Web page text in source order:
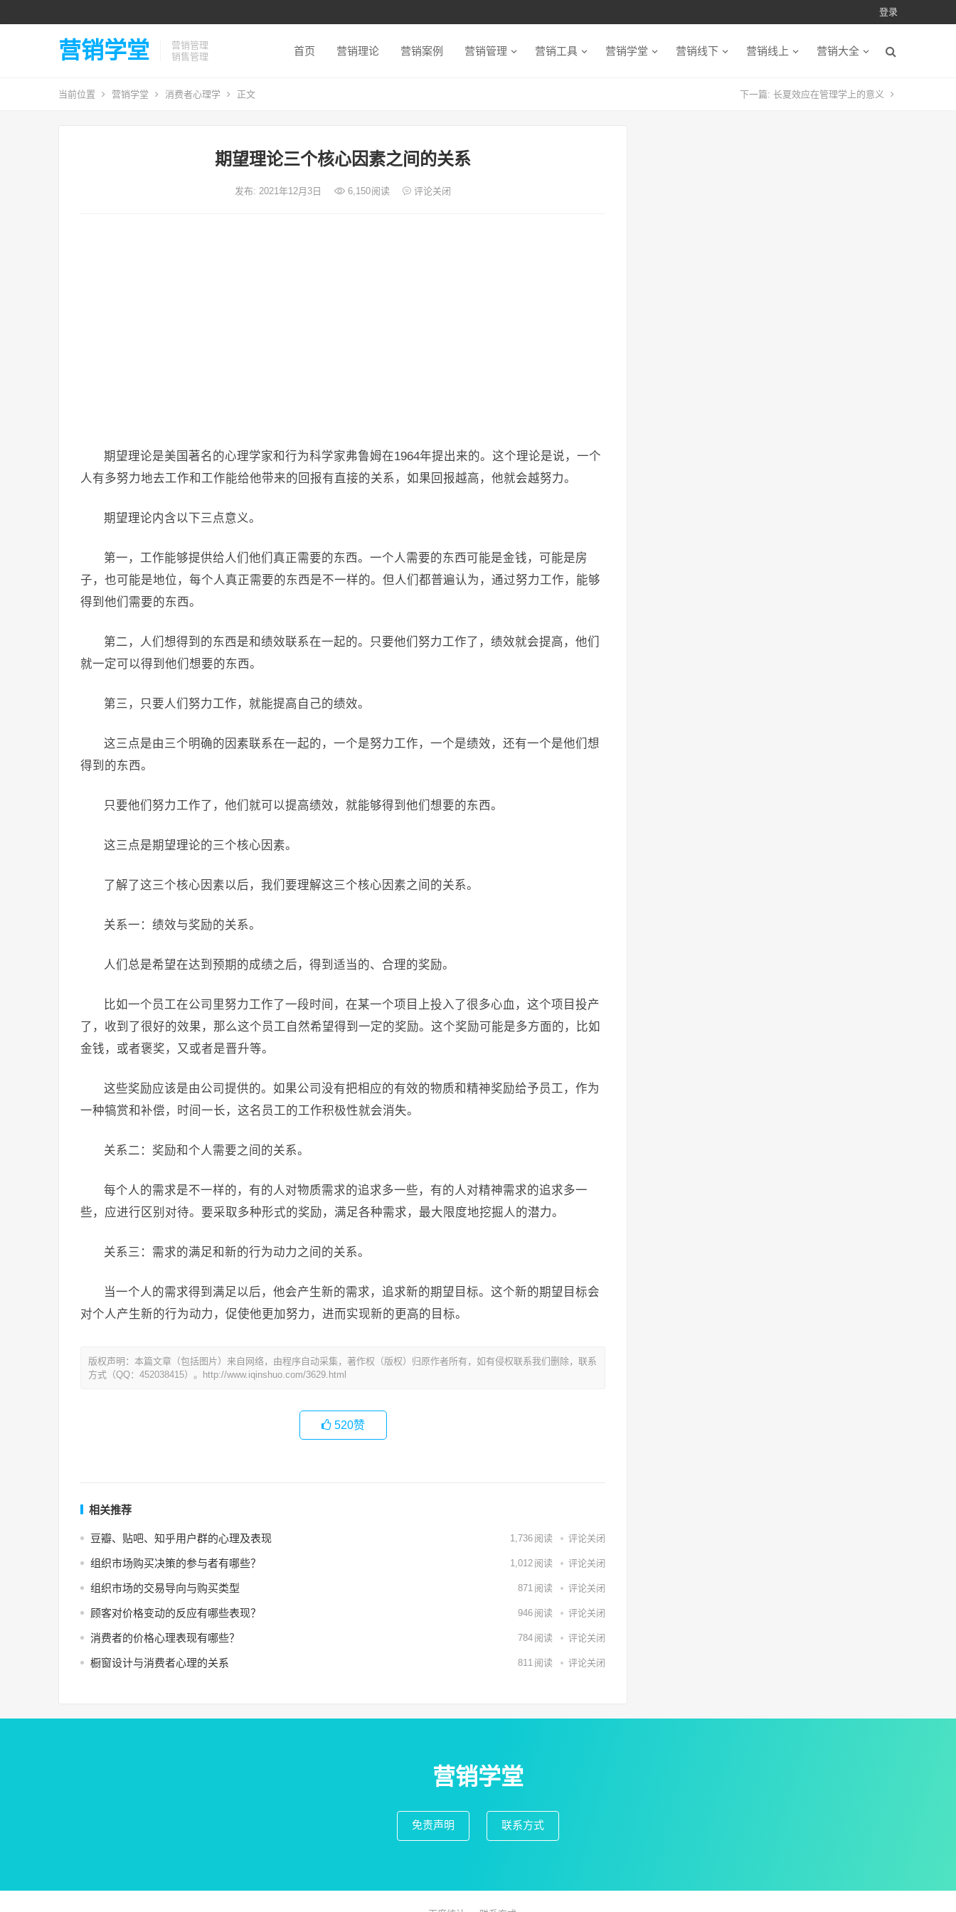
登录
营销学堂
营销管理
销售管理
首页 营销理论 营销案例 营销管理 营销工具 营销学堂 营销线下 营销线上 营销大全
当前位置 营销学堂 消费者心理学 正文 下一篇: 长夏效应在管理学上的意义
期望理论三个核心因素之间的关系
发布: 2021年12月3日 6,150阅读 评论关闭
期望理论是美国著名的心理学家和行为科学家弗鲁姆在1964年提出来的。这个理论是说，一个
人有多努力地去工作和工作能给他带来的回报有直接的关系，如果回报越高，他就会越努力。
期望理论内含以下三点意义。
第一，工作能够提供给人们他们真正需要的东西。一个人需要的东西可能是金钱，可能是房
子，也可能是地位，每个人真正需要的东西是不一样的。但人们都普遍认为，通过努力工作，能够
得到他们需要的东西。
第二，人们想得到的东西是和绩效联系在一起的。只要他们努力工作了，绩效就会提高，他们
就一定可以得到他们想要的东西。
第三，只要人们努力工作，就能提高自己的绩效。
这三点是由三个明确的因素联系在一起的，一个是努力工作，一个是绩效，还有一个是他们想
得到的东西。
只要他们努力工作了，他们就可以提高绩效，就能够得到他们想要的东西。
这三点是期望理论的三个核心因素。
了解了这三个核心因素以后，我们要理解这三个核心因素之间的关系。
关系一：绩效与奖励的关系。
人们总是希望在达到预期的成绩之后，得到适当的、合理的奖励。
比如一个员工在公司里努力工作了一段时间，在某一个项目上投入了很多心血，这个项目投产
了，收到了很好的效果，那么这个员工自然希望得到一定的奖励。这个奖励可能是多方面的，比如
金钱，或者褒奖，又或者是晋升等。
这些奖励应该是由公司提供的。如果公司没有把相应的有效的物质和精神奖励给予员工，作为
一种犒赏和补偿，时间一长，这名员工的工作积极性就会消失。
关系二：奖励和个人需要之间的关系。
每个人的需求是不一样的，有的人对物质需求的追求多一些，有的人对精神需求的追求多一
些，应进行区别对待。要采取多种形式的奖励，满足各种需求，最大限度地挖掘人的潜力。
关系三：需求的满足和新的行为动力之间的关系。
当一个人的需求得到满足以后，他会产生新的需求，追求新的期望目标。这个新的期望目标会
对个人产生新的行为动力，促使他更加努力，进而实现新的更高的目标。
版权声明：本篇文章（包括图片）来自网络，由程序自动采集，著作权（版权）归原作者所有，如有侵权联系我们删除，联系
方式（QQ：452038415）。http://www.iqinshuo.com/3629.html
520赞
相关推荐
豆瓣、贴吧、知乎用户群的心理及表现 1,736 阅读 评论关闭
组织市场购买决策的参与者有哪些？ 1,012 阅读 评论关闭
组织市场的交易导向与购买类型 871 阅读 评论关闭
顾客对价格变动的反应有哪些表现？ 946 阅读 评论关闭
消费者的价格心理表现有哪些？ 784 阅读 评论关闭
橱窗设计与消费者心理的关系 811 阅读 评论关闭
营销学堂
免责声明 联系方式